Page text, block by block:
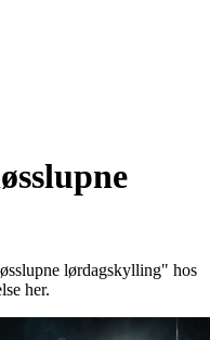
lørdagskylling" hos
her.